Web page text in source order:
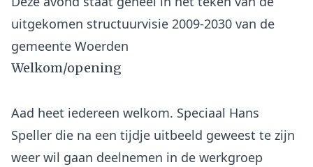
uitgekomen structuurvisie 2009-2030 van de
Welkom/opening
Aad heet iedereen welkom. Speciaal Hans
Speller die na een tijdje uitbeeld geweest te zijn
weer wil gaan deelnemen in de werkgroep